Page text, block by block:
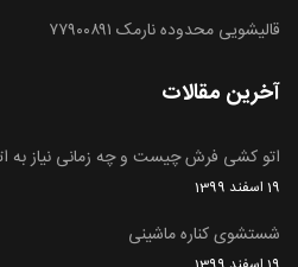
قالیشویی محدوده نارمک ۷۷۹۰۰۸۹۱
آخرین مقالات
اتو کشی فرش چیست و چه زمانی نیاز به
19 اسفند 1399
شستشوی کناره ماشینی